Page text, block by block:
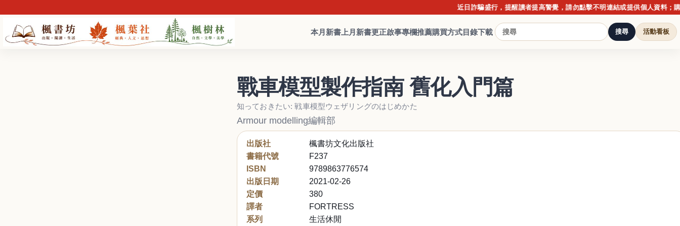
近日詐騙盛行，提醒讀者提高警覺，請勿點擊不明連結或提供個人資料；購書請
本月新書 上月新書更正啟事專欄推薦購買方式目錄下載 搜尋 活動看板
戰車模型製作指南 舊化入門篇
知っておきたい: 戦車模型ウェザリングのはじめかた
Armour modelling編輯部
出版社
楓書坊文化出版社
書籍代號
F237
ISBN
9789863776574
出版日期
2021-02-26
定價
380
譯者
FORTRESS
系列
生活休閒